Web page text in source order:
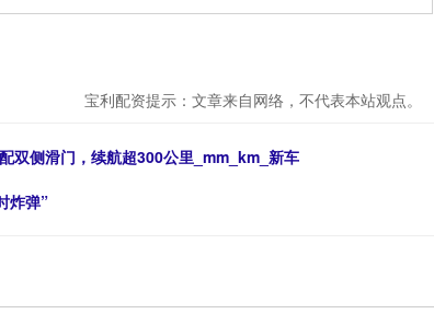
宝利配资提示：文章来自网络，不代表本站观点。
双侧滑门，续航超300公里_mm_km_新车
炸弹”